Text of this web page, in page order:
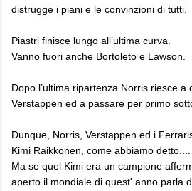
distrugge i piani e le convinzioni di tutti.
Piastri finisce lungo all’ultima curva.
Vanno fuori anche Bortoleto e Lawson.
Dopo l’ultima ripartenza Norris riesce
Verstappen ed a passare per primo
Dunque, Norris, Verstappen ed i
Kimi Raikkonen, come abbiamo detto....
Ma se quel Kimi era un campione
aperto il mondiale di quest' anno parla